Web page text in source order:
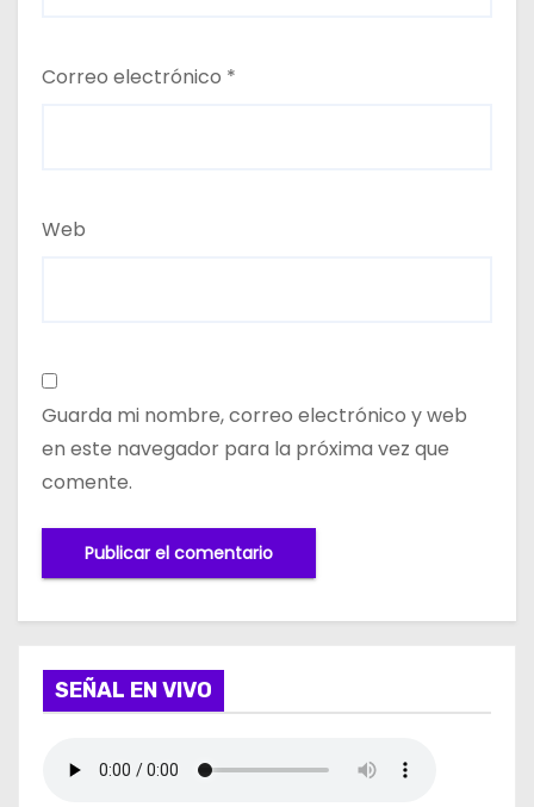
Correo electrónico *
Web
Guarda mi nombre, correo electrónico y web
en este navegador para la próxima vez que
comente.
SEÑAL EN VIVO